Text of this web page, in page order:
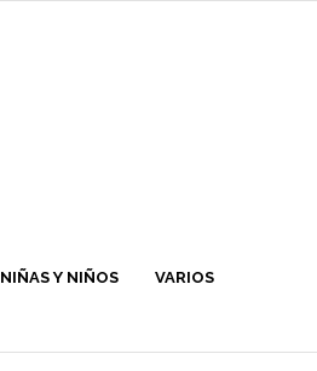
NIÑAS Y NIÑOS VARIOS